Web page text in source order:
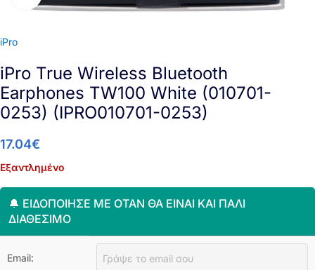
iPro
iPro True Wireless Bluetooth
Earphones TW100 White (010701-
0253) (IPRO010701-0253)
17.04€
Εξαντλημένο
🔔 ΕΙΔΟΠΟΊΗΣΈ ΜΕ ΌΤΑΝ ΘΑ ΕΊΝΑΙ ΚΑΙ ΠΆΛΙ
ΔΙΑΘΈΣΙΜΟ
Email: